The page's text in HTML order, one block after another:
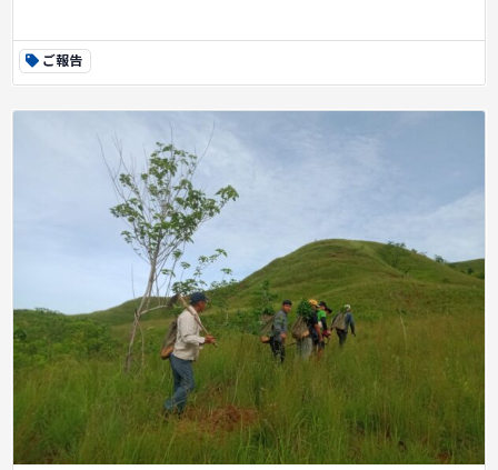
ご報告